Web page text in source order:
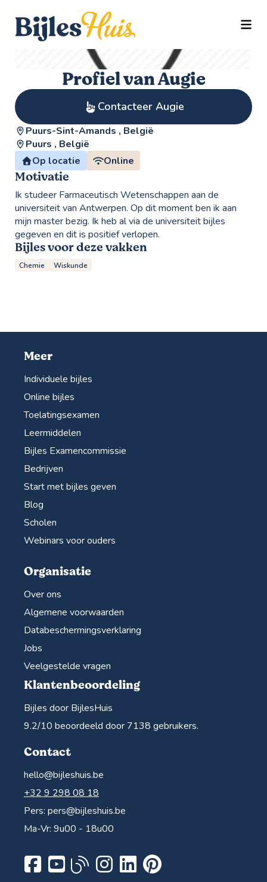
Profiel van Augie
Contacteer Augie
Puurs-Sint-Amands , België
Puurs , België
Op locatie
Online
Motivatie
Ik studeer Farmaceutisch Wetenschappen aan de
universiteit van Antwerpen. Op dit moment ben ik aan
mijn master bezig. Ik heb al via de universiteit bijles
gegeven en dit is positief verlopen.
Bijles voor deze vakken
Chemie Wiskunde
Meer
Individuele bijles
Online bijles
Toelatingsexamen
Leermiddelen
Bijles Examencommissie
Bedrijven
Start met bijles geven
Blog
Scholen
Webinars voor ouders
Organisatie
Over ons
Algemene voorwaarden
Databeschermingsverklaring
Jobs
Veelgestelde vragen
Klantenbeoordeling
Bijles door BijlesHuis
9.2/10 beoordeeld door 7138 gebruikers.
Contact
hello@bijleshuis.be
+32 9 298 08 18
Pers: pers@bijleshuis.be
Ma-Vr: 9u00 - 18u00